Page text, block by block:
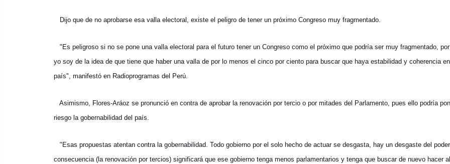
Dijo que de no aprobarse esa valla electoral, existe el peligro de tener un próximo Congreso muy fragmentado.
"Es peligroso si no se pone una valla electoral para el futuro tener un Congreso como el próximo que podría ser muy fragmentado,
yo soy de la idea de que tiene que haber una valla de por lo menos el cinco por ciento para buscar que haya estabilidad y coherencia
país", manifestó en Radioprogramas del Perú.
Asimismo, Flores-Aráoz se pronunció en contra de aprobar la renovación por tercio o por mitades del Parlamento, pues ello podría
riesgo la gobernabilidad del país.
"Esas propuestas atentan contra la gobernabilidad. Todo gobierno por el solo hecho de actuar se desgasta, hay un desgaste del
consecuencia (la renovación por tercios) significará que ese gobierno tenga menos parlamentarios y tenga que buscar de nuevo hacer